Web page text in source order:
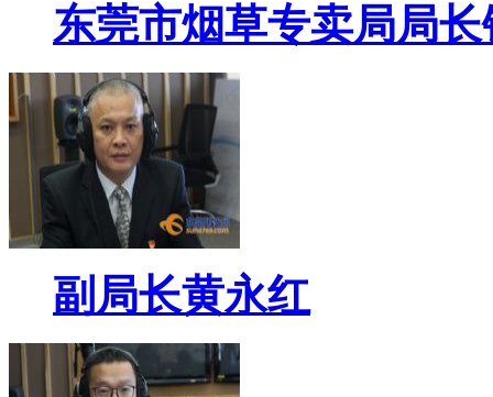
东莞市烟草专卖局局
副局长黄永红